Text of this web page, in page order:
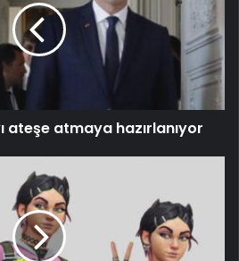
ateşe atmaya hazırlanıyor